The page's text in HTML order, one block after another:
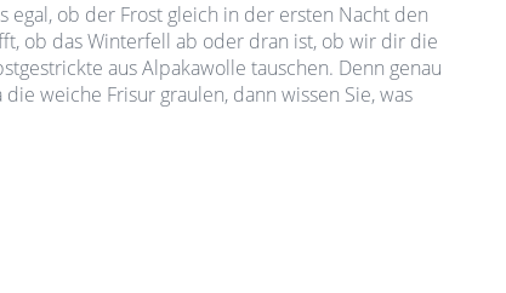
egal, ob der Frost gleich in der ersten Nacht den
ob das Winterfell ab oder dran ist, ob wir dir die
aus Alpakawolle tauschen. Denn genau
weiche Frisur graulen, dann wissen Sie, was